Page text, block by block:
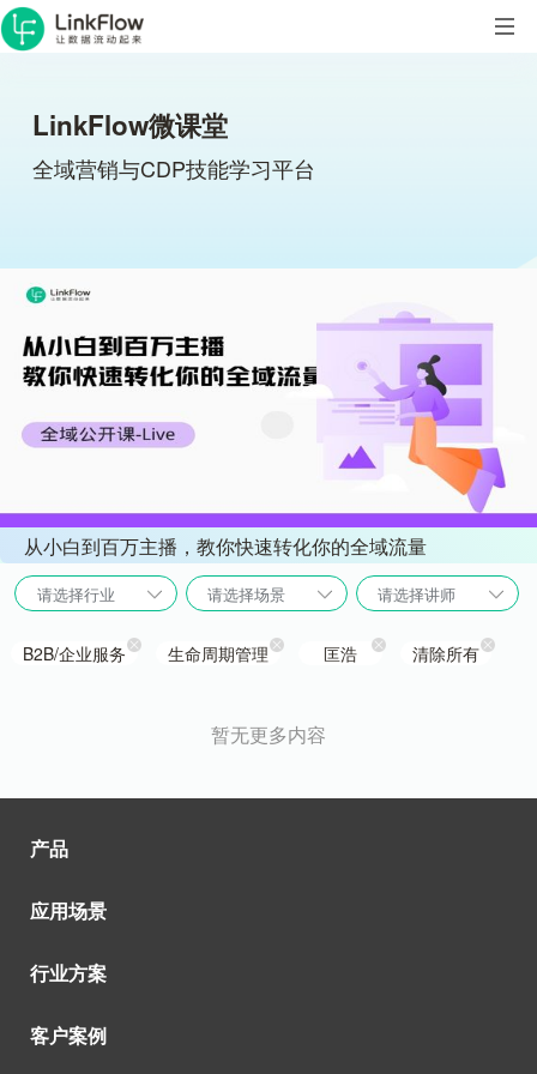
LinkFlow微课堂
全域营销与CDP技能学习平台
从小白到百万主播，教你快速转化你的全域流量
请选择行业 请选择场景 请选择讲师
B2B/企业服务 生命周期管理 匡浩 清除所有
暂无更多内容
产品
应用场景
行业方案
客户案例